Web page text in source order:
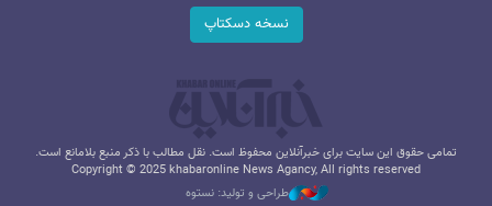
نسخه دسکتاپ
تمامی حقوق این سایت برای خبرآنلاین محفوظ است. نقل مطالب با ذکر منبع بلامانع است.
Copyright © 2025 khabaronline News Agancy, All rights reserved
طراحی و تولید: نستوه